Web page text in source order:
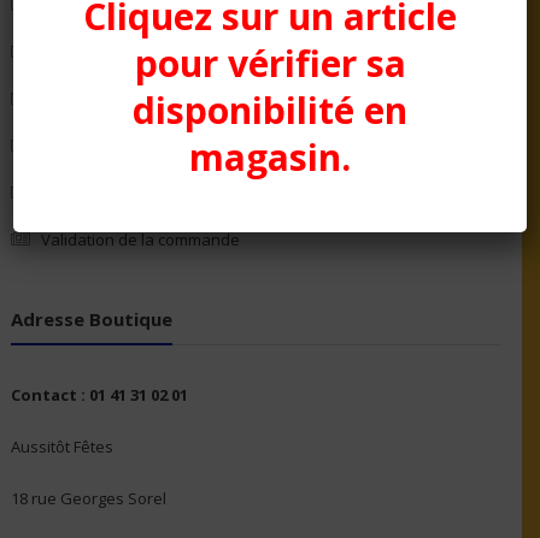
Mon compte
Politique de confidentialité
Politique en matière de remboursements et de retours
Validation de la commande
Adresse Boutique
Contact : 01 41 31 02 01
Aussitôt Fêtes
18 rue Georges Sorel
Cliquez sur un article
pour vérifier sa
disponibilité en
magasin.